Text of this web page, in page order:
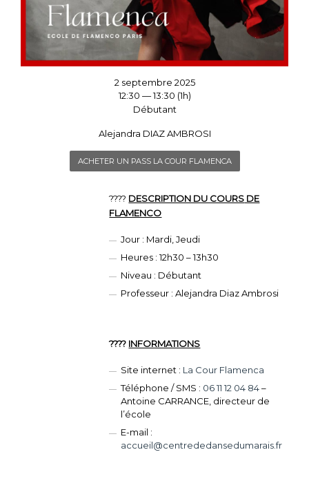
???? DESCRIPTION DU COURS DE
FLAMENCO
Jour : Mardi, Jeudi
Heures : 12h30 – 13h30
Niveau : Débutant
Professeur : Alejandra Diaz Ambrosi
???? INFORMATIONS
Site internet : La Cour Flamenca
Téléphone / SMS : 06 11 12 04 84–
Antoine CARRANCE, directeur de
l’école
E-mail :
accueil@centrededansedumarais.fr
2 septembre 2025
12:30 — 13:30 (1h)
Débutant
Alejandra DIAZ AMBROSI
ACHETER UN PASS LA COUR FLAMENCA